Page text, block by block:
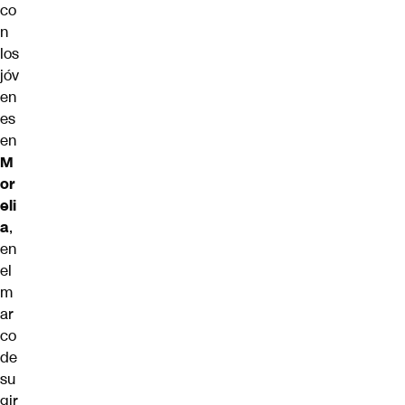
co
n
los
jóv
en
es
en
M
or
eli
a,
en
el
m
ar
co
de
su
gir